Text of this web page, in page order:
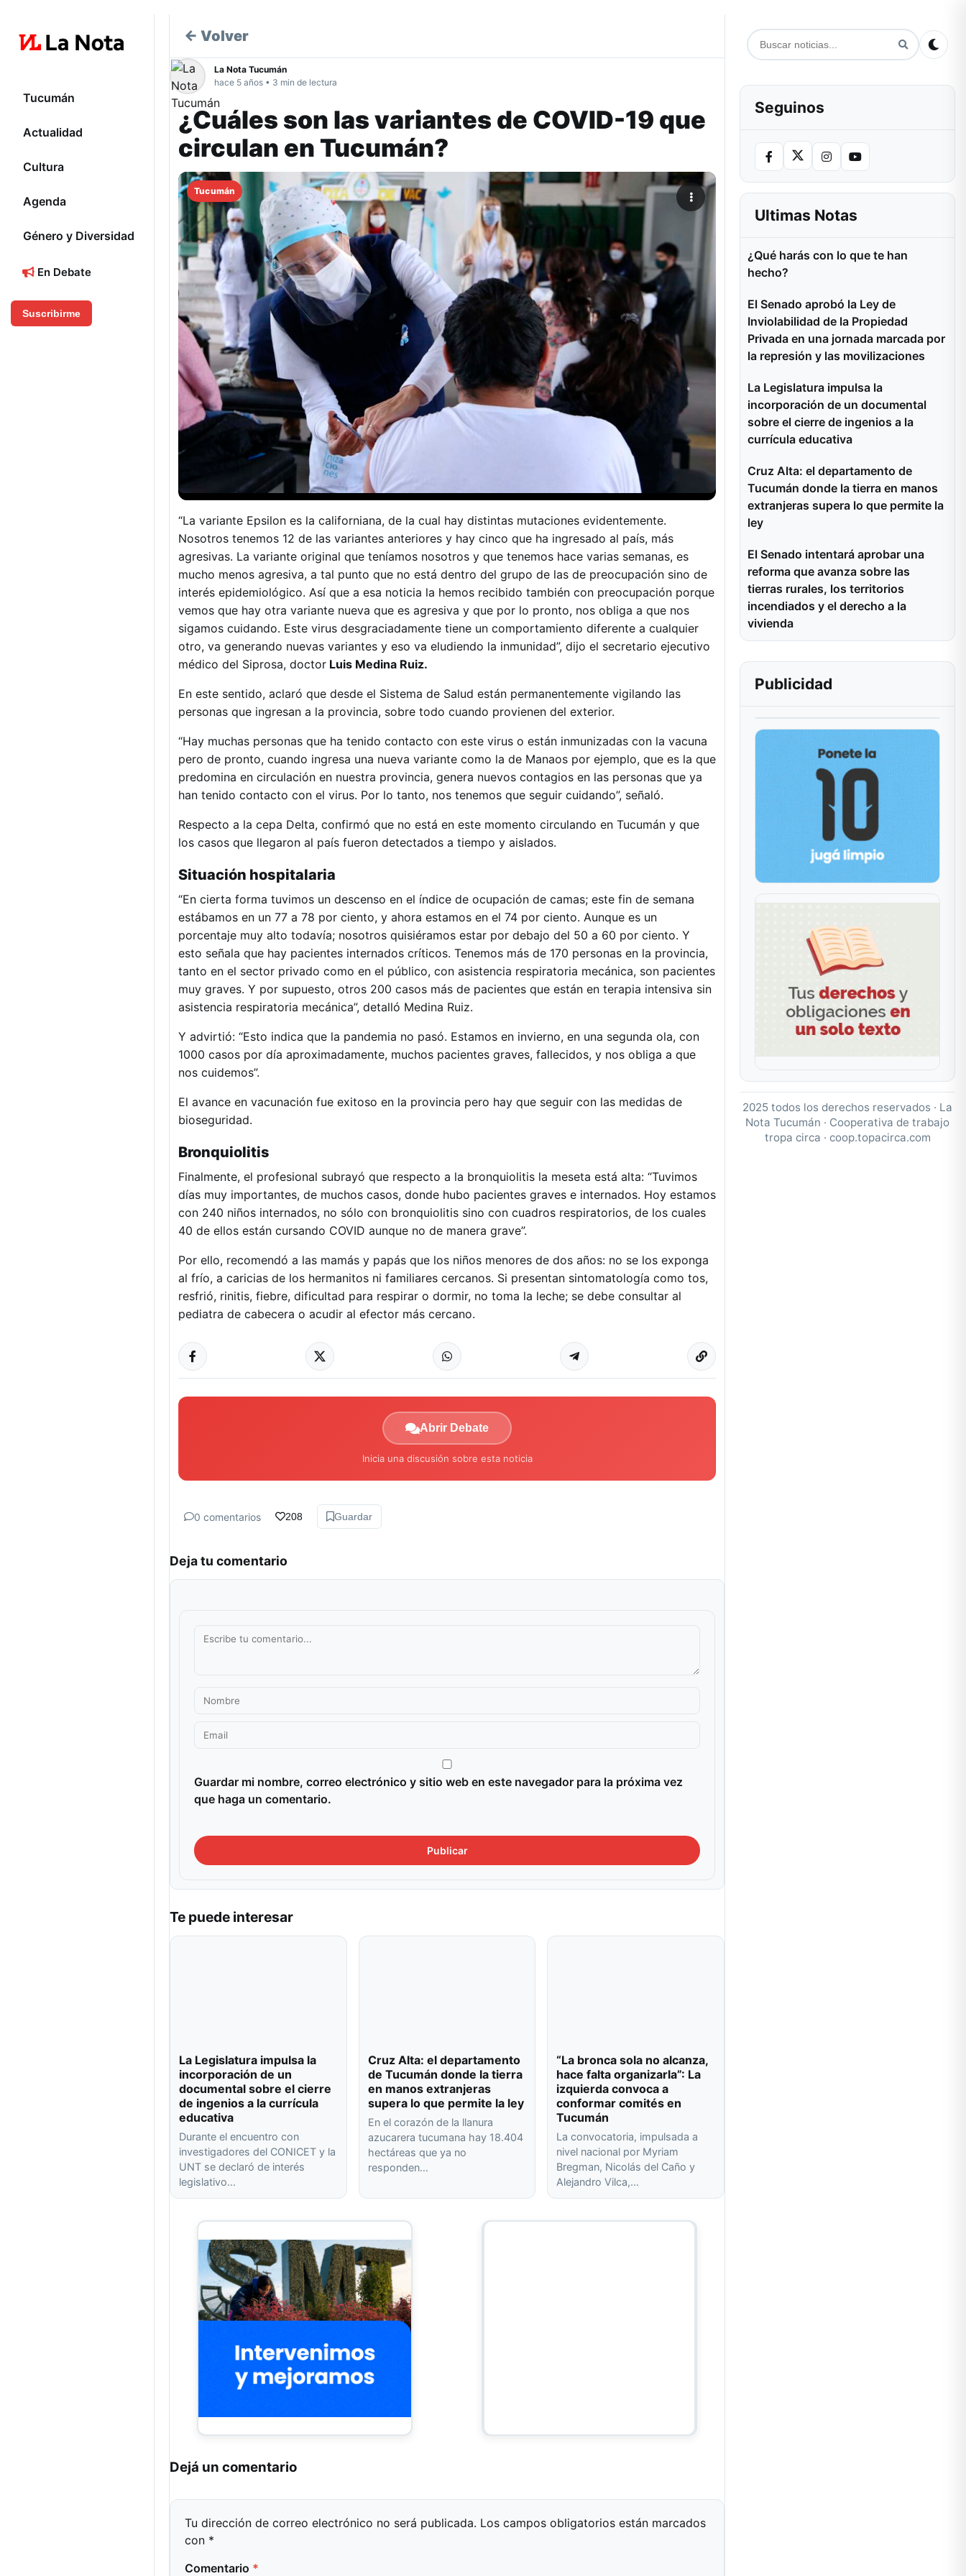
Tucumán
Actualidad
Cultura
Agenda
Género y Diversidad
En Debate
Suscribirme
← Volver
La Nota Tucumán
hace 5 años • 3 min de lectura
¿Cuáles son las variantes de COVID-19 que
circulan en Tucumán?
Tucumán
“La variante Epsilon es la californiana, de la cual hay distintas mutaciones evidentemente.
Nosotros tenemos 12 de las variantes anteriores y hay cinco que ha ingresado al país, más
agresivas. La variante original que teníamos nosotros y que tenemos hace varias semanas, es
mucho menos agresiva, a tal punto que no está dentro del grupo de las de preocupación sino de
interés epidemiológico. Así que a esa noticia la hemos recibido también con preocupación porque
vemos que hay otra variante nueva que es agresiva y que por lo pronto, nos obliga a que nos
sigamos cuidando. Este virus desgraciadamente tiene un comportamiento diferente a cualquier
otro, va generando nuevas variantes y eso va eludiendo la inmunidad”, dijo el secretario ejecutivo
médico del Siprosa, doctor Luis Medina Ruiz.
En este sentido, aclaró que desde el Sistema de Salud están permanentemente vigilando las
personas que ingresan a la provincia, sobre todo cuando provienen del exterior.
“Hay muchas personas que ha tenido contacto con este virus o están inmunizadas con la vacuna
pero de pronto, cuando ingresa una nueva variante como la de Manaos por ejemplo, que es la que
predomina en circulación en nuestra provincia, genera nuevos contagios en las personas que ya
han tenido contacto con el virus. Por lo tanto, nos tenemos que seguir cuidando”, señaló.
Respecto a la cepa Delta, confirmó que no está en este momento circulando en Tucumán y que
los casos que llegaron al país fueron detectados a tiempo y aislados.
Situación hospitalaria
“En cierta forma tuvimos un descenso en el índice de ocupación de camas; este fin de semana
estábamos en un 77 a 78 por ciento, y ahora estamos en el 74 por ciento. Aunque es un
porcentaje muy alto todavía; nosotros quisiéramos estar por debajo del 50 a 60 por ciento. Y
esto señala que hay pacientes internados críticos. Tenemos más de 170 personas en la provincia,
tanto en el sector privado como en el público, con asistencia respiratoria mecánica, son pacientes
muy graves. Y por supuesto, otros 200 casos más de pacientes que están en terapia intensiva sin
asistencia respiratoria mecánica”, detalló Medina Ruiz.
Y advirtió: “Esto indica que la pandemia no pasó. Estamos en invierno, en una segunda ola, con
1000 casos por día aproximadamente, muchos pacientes graves, fallecidos, y nos obliga a que
nos cuidemos”.
El avance en vacunación fue exitoso en la provincia pero hay que seguir con las medidas de
bioseguridad.
Bronquiolitis
Finalmente, el profesional subrayó que respecto a la bronquiolitis la meseta está alta: “Tuvimos
días muy importantes, de muchos casos, donde hubo pacientes graves e internados. Hoy estamos
con 240 niños internados, no sólo con bronquiolitis sino con cuadros respiratorios, de los cuales
40 de ellos están cursando COVID aunque no de manera grave”.
Por ello, recomendó a las mamás y papás que los niños menores de dos años: no se los exponga
al frío, a caricias de los hermanitos ni familiares cercanos. Si presentan sintomatología como tos,
resfrió, rinitis, fiebre, dificultad para respirar o dormir, no toma la leche; se debe consultar al
pediatra de cabecera o acudir al efector más cercano.
Abrir Debate
Inicia una discusión sobre esta noticia
0 comentarios 208 Guardar
Deja tu comentario
Guardar mi nombre, correo electrónico y sitio web en este navegador para la próxima vez
que haga un comentario.
Te puede interesar
La Legislatura impulsa la
incorporación de un
documental sobre el cierre
de ingenios a la currícula
educativa
Durante el encuentro con
investigadores del CONICET y la
UNT se declaró de interés
legislativo…
Cruz Alta: el departamento
de Tucumán donde la tierra
en manos extranjeras
supera lo que permite la ley
En el corazón de la llanura
azucarera tucumana hay 18.404
hectáreas que ya no
responden…
“La bronca sola no alcanza,
hace falta organizarla”: La
izquierda convoca a
conformar comités en
Tucumán
La convocatoria, impulsada a
nivel nacional por Myriam
Bregman, Nicolás del Caño y
Alejandro Vilca,…
Dejá un comentario
Tu dirección de correo electrónico no será publicada. Los campos obligatorios están marcados
con *
Comentario *
Seguinos
Ultimas Notas
¿Qué harás con lo que te han
hecho?
El Senado aprobó la Ley de
Inviolabilidad de la Propiedad
Privada en una jornada marcada por
la represión y las movilizaciones
La Legislatura impulsa la
incorporación de un documental
sobre el cierre de ingenios a la
currícula educativa
Cruz Alta: el departamento de
Tucumán donde la tierra en manos
extranjeras supera lo que permite la
ley
El Senado intentará aprobar una
reforma que avanza sobre las
tierras rurales, los territorios
incendiados y el derecho a la
vivienda
Publicidad
2025 todos los derechos reservados · La
Nota Tucumán · Cooperativa de trabajo
tropa circa · coop.topacirca.com